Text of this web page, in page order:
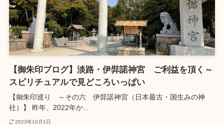
【御朱印ブログ】淡路・伊弉諾神宮 ご利益を頂く～
スピリチュアルで見どころいっぱい
【御朱印巡り ～その六 伊弉諾神宮（日本最古・国生みの神
社）】 昨年、2022年か...
2023年10月1日